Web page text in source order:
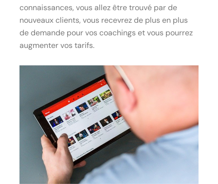
connaissances, vous allez être trouvé par de
nouveaux clients, vous recevrez de plus en plus
de demande pour vos coachings et vous pourrez
augmenter vos tarifs.